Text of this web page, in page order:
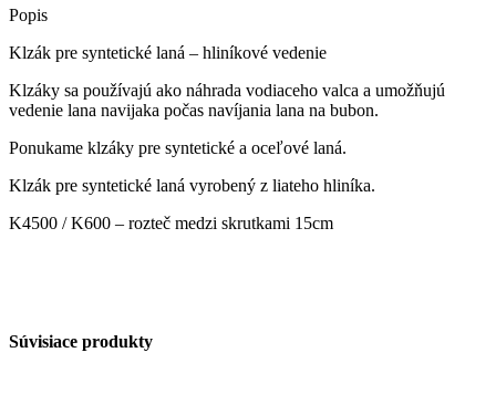
Popis
Klzák pre syntetické laná – hliníkové vedenie
Klzáky sa používajú ako náhrada vodiaceho valca a umožňujú
vedenie lana navijaka počas navíjania lana na bubon.
Ponukame klzáky pre syntetické a oceľové laná.
Klzák pre syntetické laná vyrobený z liateho hliníka.
K4500 / K600 – rozteč medzi skrutkami 15cm
Súvisiace produkty